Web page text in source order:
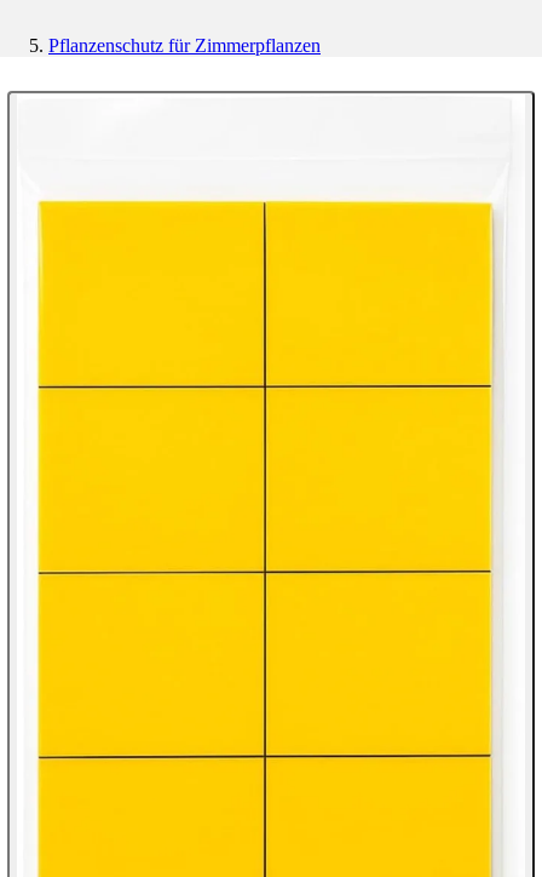
Pflanzenschutz für Zimmerpflanzen